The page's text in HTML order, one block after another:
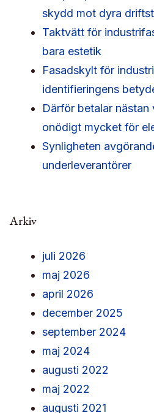
skydd mot dyra
Taktvätt för
bara estetik
Fasadskylt för
identifieringens
Därför betalar nästan
onödigt mycket för
Synligheten
underleverantörer
Arkiv
juli 2026
maj 2026
april 2026
december 2025
september 2024
maj 2024
augusti 2022
maj 2022
augusti 2021